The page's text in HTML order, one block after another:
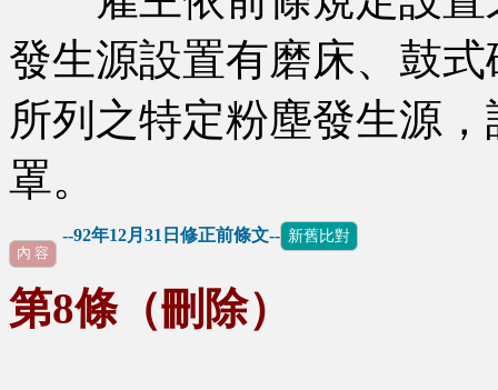
發生源設置有磨床、鼓
所列之特定粉塵發生源
罩。
--92年12月31日修正前條文-- 新舊比對
內 容
第8條（刪除）